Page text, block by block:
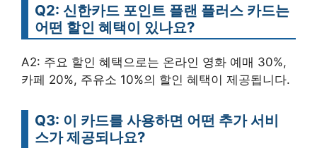
Q2: 신한카드 포인트 플랜 플러스 카드는
어떤 할인 혜택이 있나요?
A2: 주요 할인 혜택으로는 온라인 영화 예매 30%,
카페 20%, 주유소 10%의 할인 혜택이 제공됩니다.
Q3: 이 카드를 사용하면 어떤 추가 서비
스가 제공되나요?